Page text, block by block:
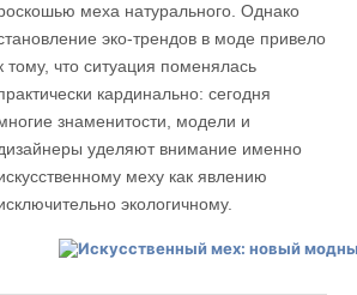
меха натурального. Однако
эко-трендов в моде привело
тому, что ситуация поменялась
кардинально: сегодня
знаменитости, модели и
уделяют внимание именно
меху как явлению
экологичному.